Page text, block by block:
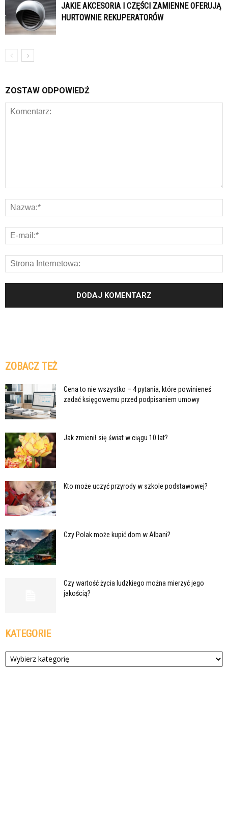
JAKIE AKCESORIA I CZĘŚCI ZAMIENNE OFERUJĄ
HURTOWNIE REKUPERATORÓW
ZOSTAW ODPOWIEDŹ
ZOBACZ TEŻ
Cena to nie wszystko – 4 pytania, które powinieneś
zadać księgowemu przed podpisaniem umowy
Jak zmienił się świat w ciągu 10 lat?
Kto może uczyć przyrody w szkole podstawowej?
Czy Polak może kupić dom w Albani?
Czy wartość życia ludzkiego można mierzyć jego
jakością?
KATEGORIE
Kategorie